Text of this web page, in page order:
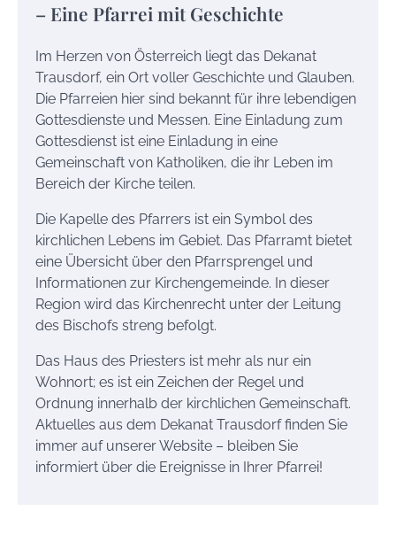
– Eine Pfarrei mit Geschichte
Im Herzen von Österreich liegt das Dekanat
Trausdorf, ein Ort voller Geschichte und Glauben.
Die Pfarreien hier sind bekannt für ihre lebendigen
Gottesdienste und Messen. Eine Einladung zum
Gottesdienst ist eine Einladung in eine
Gemeinschaft von Katholiken, die ihr Leben im
Bereich der Kirche teilen.
Die Kapelle des Pfarrers ist ein Symbol des
kirchlichen Lebens im Gebiet. Das Pfarramt bietet
eine Übersicht über den Pfarrsprengel und
Informationen zur Kirchengemeinde. In dieser
Region wird das Kirchenrecht unter der Leitung
des Bischofs streng befolgt.
Das Haus des Priesters ist mehr als nur ein
Wohnort; es ist ein Zeichen der Regel und
Ordnung innerhalb der kirchlichen Gemeinschaft.
Aktuelles aus dem Dekanat Trausdorf finden Sie
immer auf unserer Website – bleiben Sie
informiert über die Ereignisse in Ihrer Pfarrei!